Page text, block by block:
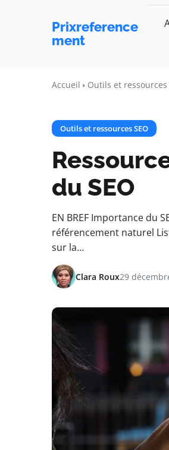
Prixreference
ment
Accueil Outils et ressources
Outils et ressources SEO
du SEO
EN BREF Importance du
référencement naturel
sur la…
Clara Roux29